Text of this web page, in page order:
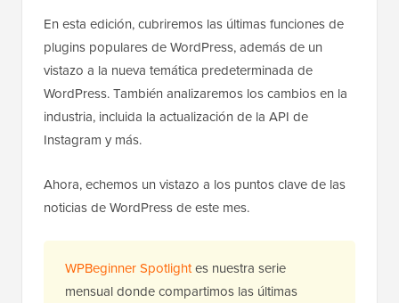
En esta edición, cubriremos las últimas funciones de
plugins populares de WordPress, además de un
vistazo a la nueva temática predeterminada de
WordPress. También analizaremos los cambios en la
industria, incluida la actualización de la API de
Instagram y más.
Ahora, echemos un vistazo a los puntos clave de las
noticias de WordPress de este mes.
WPBeginner Spotlightes nuestra serie
mensual donde compartimos las últimas